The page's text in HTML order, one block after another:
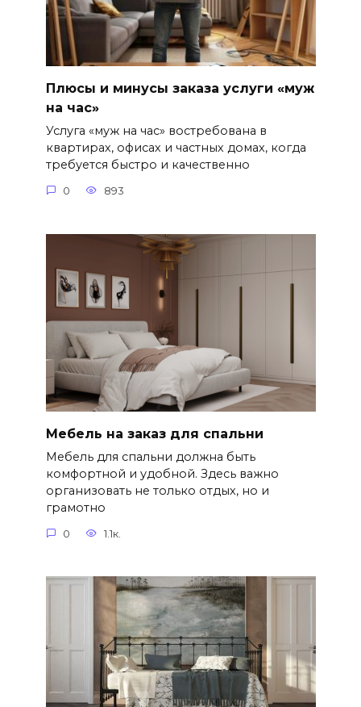
Плюсы и минусы заказа услуги «муж
на час»
Услуга «муж на час» востребована в
квартирах, офисах и частных домах, когда
требуется быстро и качественно
0 893
Мебель на заказ для спальни
Мебель для спальни должна быть
комфортной и удобной. Здесь важно
организовать не только отдых, но и
грамотно
0 1.1к.